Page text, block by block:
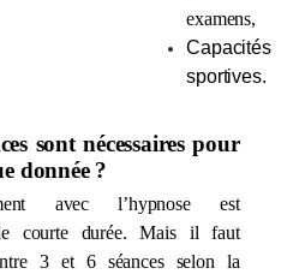
examens,
Capacités
sportives.
sont nécessaires pour
donnée ?
avec l’hypnose est
courte durée. Maisil faut
3 et 6 séancesselon la